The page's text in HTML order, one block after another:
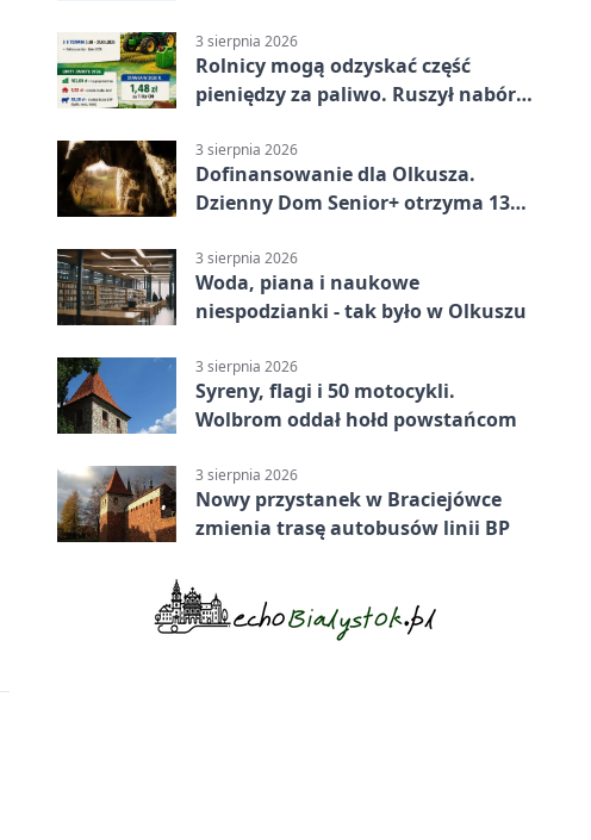
3 sierpnia 2026
Rolnicy mogą odzyskać część
pieniędzy za paliwo. Ruszył nabór
3 sierpnia 2026
Dofinansowanie dla Olkusza.
Dzienny Dom Senior+ otrzyma 134
3 sierpnia 2026
Woda, piana i naukowe
niespodzianki - tak było w Olkuszu
3 sierpnia 2026
Syreny, flagi i 50 motocykli.
Wolbrom oddał hołd powstańcom
3 sierpnia 2026
Nowy przystanek w Braciejówce
zmienia trasę autobusów linii BP